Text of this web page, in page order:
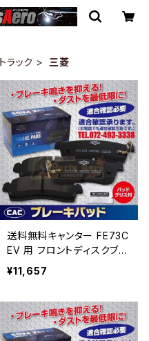
ラック 三菱
送料無料キャンター FE73C
EV 用 フロントディスクブレ
ーキパッド左右 ＰＡ513
（CAC）/専用グリス付Ｗキャ
¥11,657